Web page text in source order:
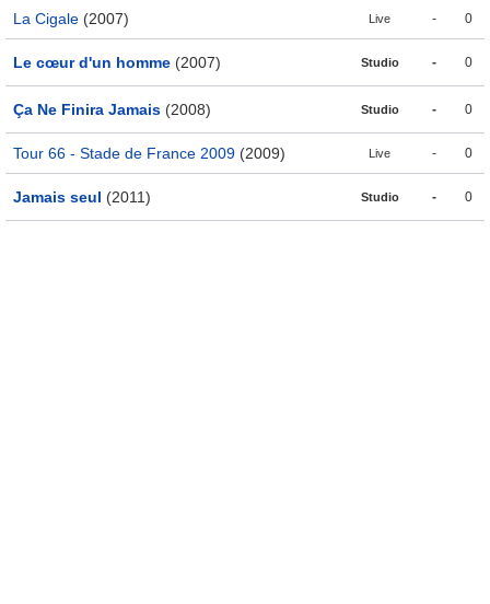
La Cigale (2007) Live - 0
Le cœur d'un homme (2007) Studio - 0
Ça Ne Finira Jamais (2008) Studio - 0
Tour 66 - Stade de France 2009 (2009) Live - 0
Jamais seul (2011) Studio - 0